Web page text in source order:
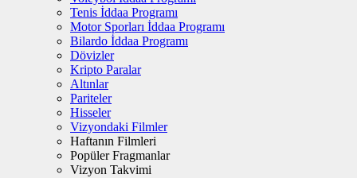
Tenis İddaa Programı
Motor Sporları İddaa Programı
Bilardo İddaa Programı
Dövizler
Kripto Paralar
Altınlar
Pariteler
Hisseler
Vizyondaki Filmler
Haftanın Filmleri
Popüler Fragmanlar
Vizyon Takvimi